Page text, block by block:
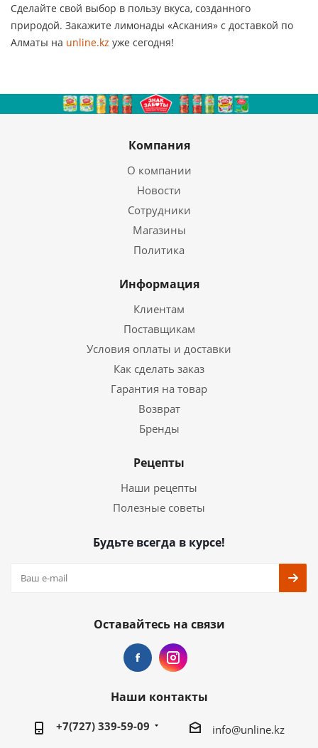
Сделайте свой выбор в пользу вкуса, созданного
природой. Закажите лимонады «Аскания» с доставкой по
Алматы на unline.kz уже сегодня!
Компания
О компании
Новости
Сотрудники
Магазины
Политика
Информация
Клиентам
Поставщикам
Условия оплаты и доставки
Как сделать заказ
Гарантия на товар
Возврат
Бренды
Рецепты
Наши рецепты
Полезные советы
Будьте всегда в курсе!
Оставайтесь на связи
Наши контакты
+7(727) 339-59-09 info@unline.kz